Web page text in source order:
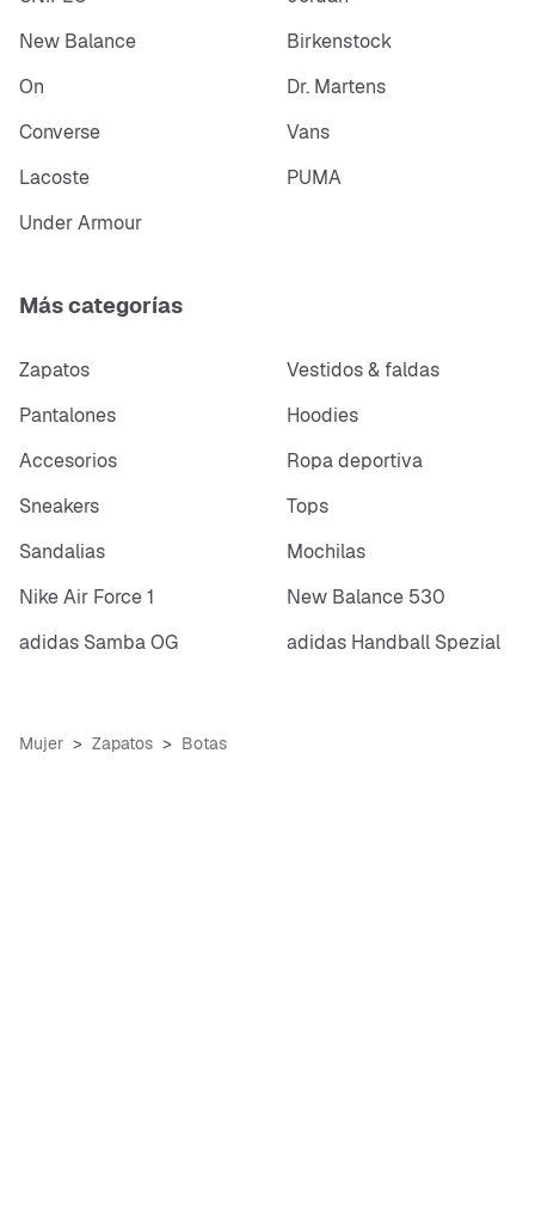
New Balance
Birkenstock
On
Dr. Martens
Converse
Vans
Lacoste
PUMA
Under Armour
Más categorías
Zapatos
Vestidos & faldas
Pantalones
Hoodies
Accesorios
Ropa deportiva
Sneakers
Tops
Sandalias
Mochilas
Nike Air Force 1
New Balance 530
adidas Samba OG
adidas Handball Spezial
Mujer Zapatos Botas